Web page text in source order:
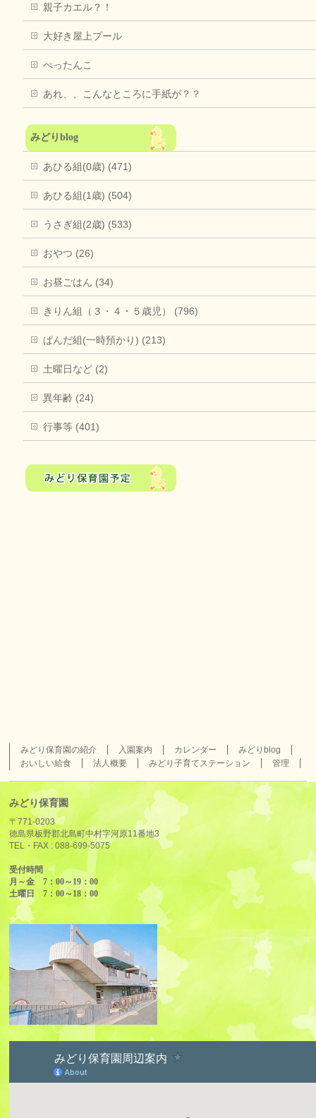
親子カエル？！
大好き屋上プール
ぺったんこ
あれ、、こんなところに手紙が？？
みどりblog
あひる組(0歳) (471)
あひる組(1歳) (504)
うさぎ組(2歳) (533)
おやつ (26)
お昼ごはん (34)
きりん組（３・４・５歳児） (796)
ぱんだ組(一時預かり) (213)
土曜日など (2)
異年齢 (24)
行事等 (401)
みどり保育園の紹介 入園案内 カレンダー
みどりblog
おいしい給食
法人概要 みどり子育てステーション 管理
みどり保育園
〒771-0203
徳島県板野郡北島町中村字河原11番地3
TEL・FAX :088-699-5075
受付時間
月～金 7：00～19：00
土曜日 7：00～18：00